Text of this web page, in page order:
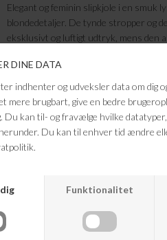
Elegant og feminin slipkjole i en smuk
blondedetaljer. De tynde stropper og
eksklusivt og luftigt udtryk, mens den
anledninger eller styles ned til
elegant look – eller med en strik og
styling.
Farve: Cream
Kvalitet: 100% Viskose
FRAGTFRI LEVERING
VED KØB OVER 500,-
14 DAGES RETURRET